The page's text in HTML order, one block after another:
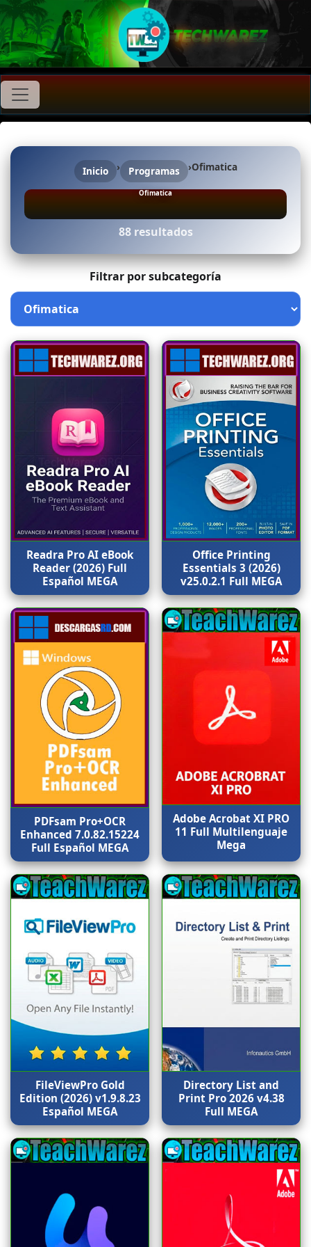
Inicio › Programas ›Ofimatica
Ofimatica
88 resultados
Filtrar por subcategoría
Readra Pro AI eBook
Reader (2026) Full
Español MEGA
Office Printing
Essentials 3 (2026)
v25.0.2.1 Full MEGA
PDFsam Pro+OCR
Enhanced 7.0.82.15224
Full Español MEGA
Adobe Acrobat XI PRO
11 Full Multilenguaje
Mega
FileViewPro Gold
Edition (2026) v1.9.8.23
Español MEGA
Directory List and
Print Pro 2026 v4.38
Full MEGA